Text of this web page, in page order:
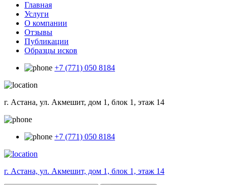
Главная
Услуги
О компании
Отзывы
Публикации
Образцы исков
+7 (771) 050 8184
г. Астана, ул. Акмешит, дом 1, блок 1, этаж 14
+7 (771) 050 8184
г. Астана, ул. Акмешит, дом 1, блок 1, этаж 14